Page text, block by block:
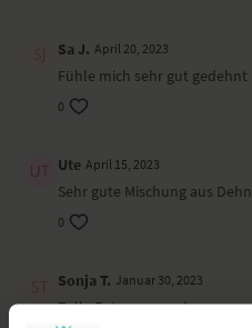
Sa J. April 20, 2023
Fühle mich sehr gut
0
Ute April 15, 2023
Sehr gute Mischung aus
0
Sonja T. Januar 30, 2023
Tolle Entspannung!